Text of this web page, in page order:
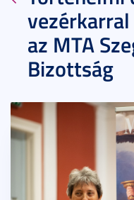
az MTA
Bizottság